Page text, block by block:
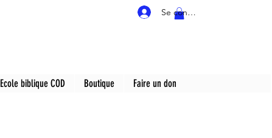
Se connecter
Ecole biblique COD Boutique Faire un don